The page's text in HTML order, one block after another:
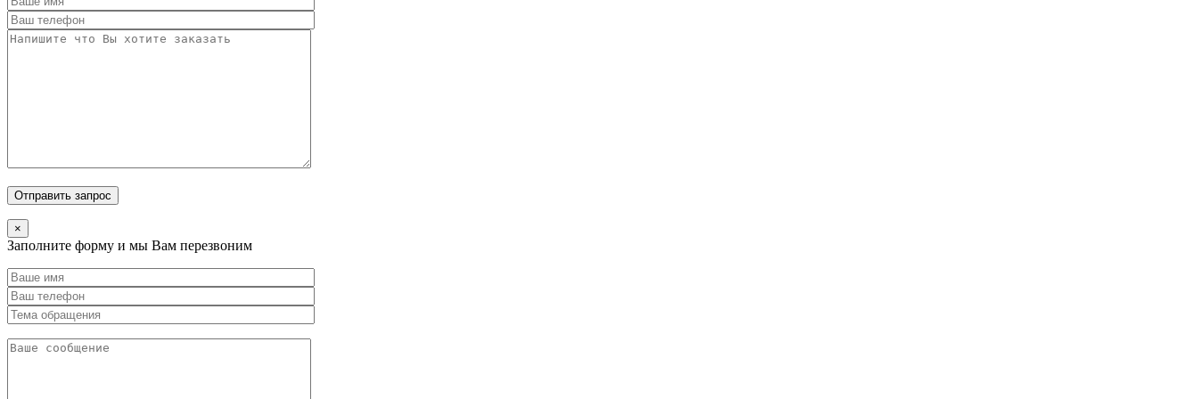
×
Заполните форму и мы Вам перезвоним